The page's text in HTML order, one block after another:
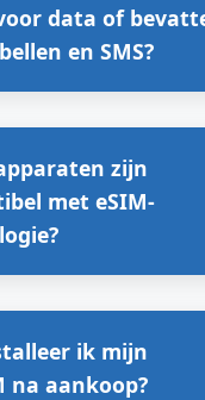
data of
en SMS?
zijn
met eSIM-
ik mijn
na aankoop?